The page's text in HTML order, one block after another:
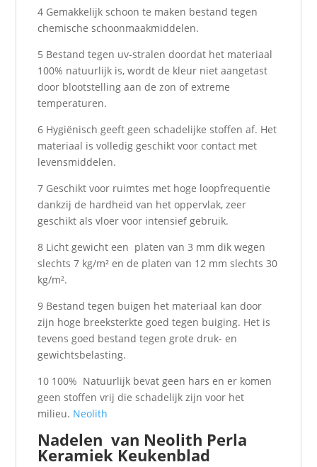
4 Gemakkelijk schoon te maken bestand tegen
chemische schoonmaakmiddelen.
5 Bestand tegen uv-stralen doordat het materiaal
100% natuurlijk is, wordt de kleur niet aangetast
door blootstelling aan de zon of extreme
temperaturen.
6 Hygiënisch geeft geen schadelijke stoffen af. Het
materiaal is volledig geschikt voor contact met
levensmiddelen.
7 Geschikt voor ruimtes met hoge loopfrequentie
dankzij de hardheid van het oppervlak, zeer
geschikt als vloer voor intensief gebruik.
8 Licht gewicht een platen van 3 mm dik wegen
slechts 7 kg/m² en de platen van 12 mm slechts 30
kg/m².
9 Bestand tegen buigen het materiaal kan door
zijn hoge breeksterkte goed tegen buiging. Het is
tevens goed bestand tegen grote druk- en
gewichtsbelasting.
10 100% Natuurlijk bevat geen hars en er komen
geen stoffen vrij die schadelijk zijn voor het
milieu. Neolith
Nadelen van Neolith Perla
Keramiek Keukenblad